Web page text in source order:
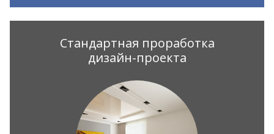
Стандартная проработка
дизайн-проекта